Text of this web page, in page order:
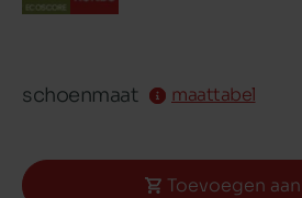
schoenmaat maattabel
Toevoegen